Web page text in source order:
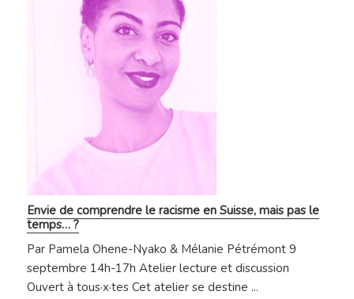
Envie de comprendre le racisme en Suisse, mais pas le
temps… ?
Par Pamela Ohene-Nyako & Mélanie Pétrémont 9
septembre 14h-17h Atelier lecture et discussion
Ouvert à tous·x·tes Cet atelier se destine ...